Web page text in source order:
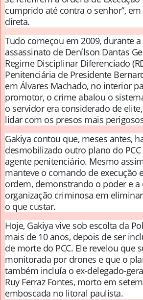
cumprido até contra o senhor”,
direta.
Tudo começou em 2009, durante
assassinato de Denílson Dantas
Regime Disciplinar Diferenciado
Penitenciária de Presidente
em Álvares Machado, no interior
promotor, o crime abalou o
o servidor era considerado de
lidar com os presos mais
Gakiya contou que, meses antes,
desmobilizado outro plano do
agente penitenciário. Mesmo
manteve o comando de execução
ordem, demonstrando o poder e
organização criminosa em
o que custar.
Hoje, Gakiya vive sob escolta da
mais de 10 anos, depois de ser
de morte do PCC. Ele revelou que
monitorada por drones e que o
também incluía o ex-delegado-
Ruy Ferraz Fontes, morto em
emboscada no litoral paulista.